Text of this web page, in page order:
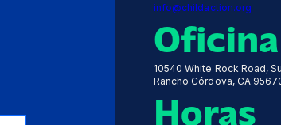
info@childaction.org
Oficina
10540 White Rock Road,
Rancho Córdova, CA
Horas